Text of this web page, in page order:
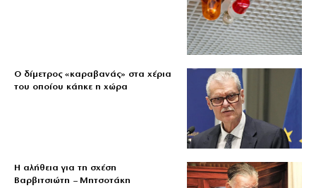
Ο δίμετρος «καραβανάς» στα χέρια
του οποίου κάηκε η χώρα
Η αλήθεια για τη σχέση
Βαρβιτσιώτη – Μητσοτάκη